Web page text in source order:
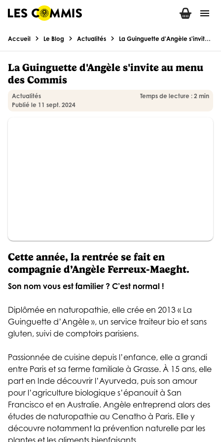
menu
Accueil chevron_right Le Blog chevron_right Actualités chevron_right La Guinguette d'Angèle s'invite au menu des Commis
La Guinguette d'Angèle s'invite au menu
des Commis
Actualités
Publié le 11 sept. 2024
Temps de lecture : 2 min
Cette année, la rentrée se fait en
compagnie d’Angèle Ferreux-Maeght.
Son nom vous est familier ? C’est normal !
Diplômée en naturopathie, elle crée en 2013 « La
Guinguette d’Angèle », un service traiteur bio et sans
gluten, suivi de comptoirs parisiens.
Passionnée de cuisine depuis l’enfance, elle a grandi
entre Paris et sa ferme familiale à Grasse. À 15 ans, elle
part en Inde découvrir l’Ayurveda, puis son amour
pour l’agriculture biologique s’épanouit à San
Francisco et en Australie. Angèle entreprend alors des
études de naturopathie au Cenatho à Paris. Elle y
découvre notamment la prévention naturelle par les